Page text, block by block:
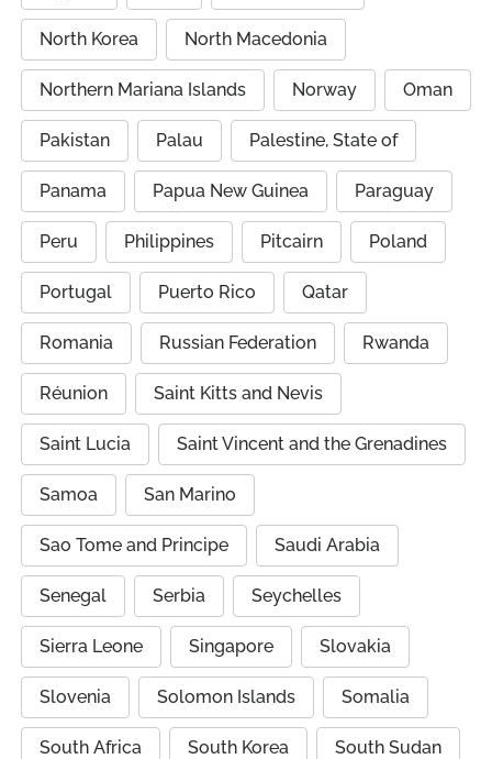
North Korea North Macedonia
Northern Mariana Islands Norway Oman
Pakistan Palau Palestine, State of
Panama Papua New Guinea Paraguay
Peru Philippines Pitcairn Poland
Portugal Puerto Rico Qatar
Romania Russian Federation Rwanda
Réunion Saint Kitts and Nevis
Saint Lucia Saint Vincent and the Grenadines
Samoa San Marino
Sao Tome and Principe Saudi Arabia
Senegal Serbia Seychelles
Sierra Leone Singapore Slovakia
Slovenia Solomon Islands Somalia
South Africa South Korea South Sudan